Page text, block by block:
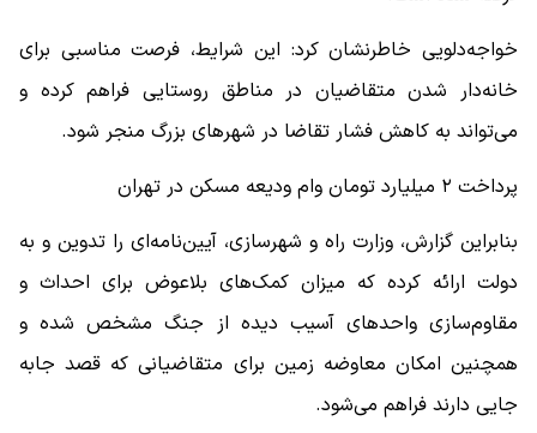
خواجه‌دلویی خاطرنشان کرد: این شرایط، فرصت مناسبی برای
خانه‌دار شدن متقاضیان در مناطق روستایی فراهم کرده و
می‌تواند به کاهش فشار تقاضا در شهرهای بزرگ منجر شود.
پرداخت ۲ میلیارد تومان وام ودیعه مسکن در تهران
بنابراین گزارش، وزارت راه و شهرسازی، آیین‌نامه‌ای را تدوین و به
دولت ارائه کرده که میزان کمک‌های بلاعوض برای احداث و
مقاوم‌سازی واحدهای آسیب دیده از جنگ مشخص شده و
همچنین امکان معاوضه زمین برای متقاضیانی که قصد جابه
جایی دارند فراهم می‌شود.